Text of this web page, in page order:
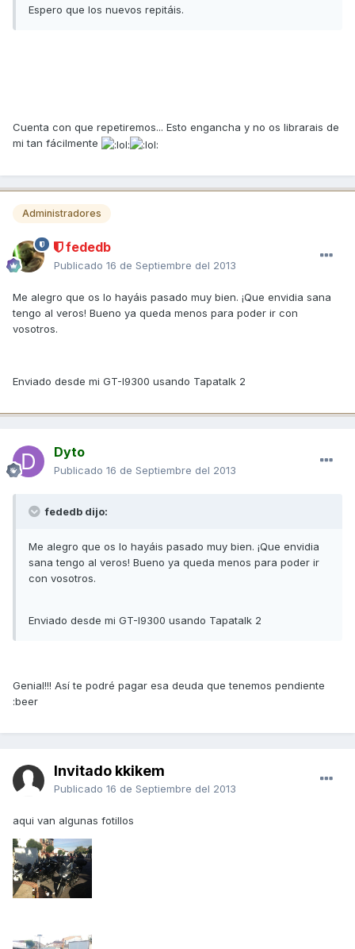
Espero que los nuevos repitáis.
Cuenta con que repetiremos... Esto engancha y no os librarais de
mi tan fácilmente
Administradores
fededb
Publicado 16 de Septiembre del 2013
Me alegro que os lo hayáis pasado muy bien. ¡Que envidia sana
tengo al veros! Bueno ya queda menos para poder ir con
vosotros.
Enviado desde mi GT-I9300 usando Tapatalk 2
Dyto
Publicado 16 de Septiembre del 2013
fededb dijo:
Me alegro que os lo hayáis pasado muy bien. ¡Que envidia
sana tengo al veros! Bueno ya queda menos para poder ir
con vosotros.
Enviado desde mi GT-I9300 usando Tapatalk 2
Genial!!! Así te podré pagar esa deuda que tenemos pendiente
:beer
Invitado kkikem
Publicado 16 de Septiembre del 2013
aqui van algunas fotillos